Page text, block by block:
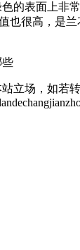
的表面上非
也很高，是
立场，如若